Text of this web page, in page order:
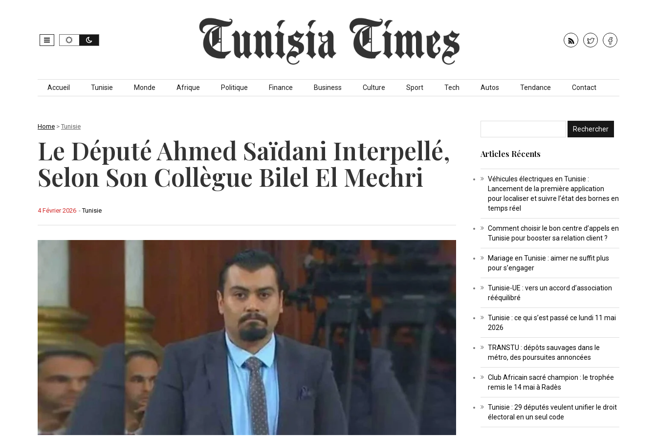
Skip to content
Accueil Tunisie Monde Afrique Politique Finance Business Culture Sport Tech Autos Tendance Contact
Home > Tunisie
Le Député Ahmed Saïdani Interpellé,
Selon Son Collègue Bilel El Mechri
-Tunisie
4 Février 2026
Articles Récents
Véhicules électriques en Tunisie :
Lancement de la première application
pour localiser et suivre l’état des bornes en
temps réel
Comment choisir le bon centre d’appels en
Tunisie pour booster sa relation client ?
Mariage en Tunisie : aimer ne suffit plus
pour s’engager
Tunisie-UE : vers un accord d’association
rééquilibré
Tunisie : ce qui s’est passé ce lundi 11 mai
2026
TRANSTU : dépôts sauvages dans le
métro, des poursuites annoncées
Club Africain sacré champion : le trophée
remis le 14 mai à Radès
Tunisie : 29 députés veulent unifier le droit
électoral en un seul code